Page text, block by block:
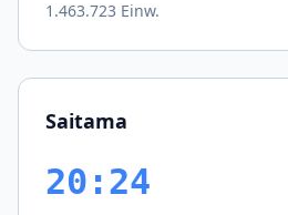
1.463.723 Einw.
Saitama
20:24